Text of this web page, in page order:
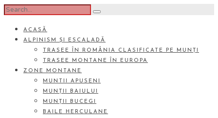
ACASĂ
ALPINISM ȘI ESCALADĂ
TRASEE ÎN ROMÂNIA CLASIFICATE PE MUNȚI
TRASEE MONTANE ÎN EUROPA
ZONE MONTANE
MUNTII APUSENI
MUNȚII BAIULUI
MUNȚII BUCEGI
BAILE HERCULANE